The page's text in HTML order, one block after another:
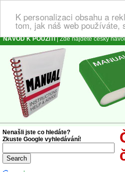
K personalizaci obsahu a
tom, jak náš web
NÁVOD K POUŽITÍ| Zde najdete český
Nenašli jste co hledáte?
Zkuste Google vyhledávání!